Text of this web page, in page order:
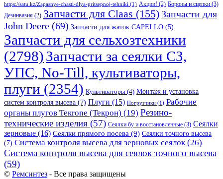
https://satu.kz/Zapasnye-chasti-dlya-pritsepnoj-tehniki (1) Акции! (2) Бороны и сцепки (3)
Дезинвазия (2) Запчасти для Claas (155) Запчасти для
John Deere (69) Запчасти для жаток CAPELLO (5)
Запчасти для сельхозтехники
(2798)Запчасти за сеялки СЗ,
УПС, No-Till, культиваторы,
плуги (2354) Культиваторы (4) Монтаж и установка
систем контроля высева (7) Плуги (15) Погрузчики (1) Рабочие
органы плугов Текrоne (Текрон) (19) Резино-
технические изделия (57) Сеялки бу и восстановленные (3) Сеялки
зерновые (16) Сеялки прямого посева (9) Сеялки точного высева
(7) Система контроля высева для зерновых сеялок(26)
Система контроля высева для сеялок точного высева
(59)
© Ремсинтез - Все права защищены